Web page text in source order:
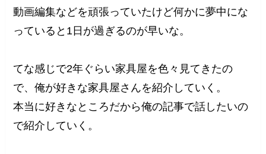
動画編集などを頑張っていたけど何かに夢中にな
っていると1日が過ぎるのが早いな。
てな感じで2年ぐらい家具屋を色々見てきたの
で、俺が好きな家具屋さんを紹介していく。
本当に好きなところだから俺の記事で話したいの
で紹介していく。